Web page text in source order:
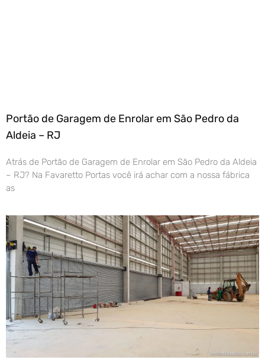
Portão de Garagem de Enrolar em São Pedro da
Aldeia – RJ
Atrás de Portão de Garagem de Enrolar em São Pedro da Aldeia
– RJ? Na Favaretto Portas você irá achar com a nossa fábrica
as